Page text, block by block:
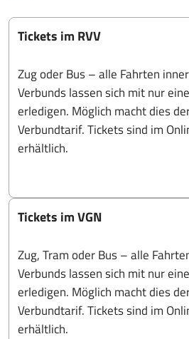
Tickets im RVV
Zug oder Bus – alle Fahrten
Verbunds lassen sich mit nur
erledigen. Möglich macht dies
Verbundtarif. Tickets sind im
erhältlich.
Tickets im VGN
Zug, Tram oder Bus – alle
Verbunds lassen sich mit nur
erledigen. Möglich macht dies
Verbundtarif. Tickets sind im
erhältlich.